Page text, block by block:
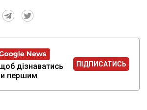
дізнаватись
першим
ПІДПИСАТИСЬ